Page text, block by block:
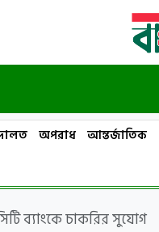
অপরাধ আন্তর্জাতিক
ব্যাংকে চাকরির সুযোগ